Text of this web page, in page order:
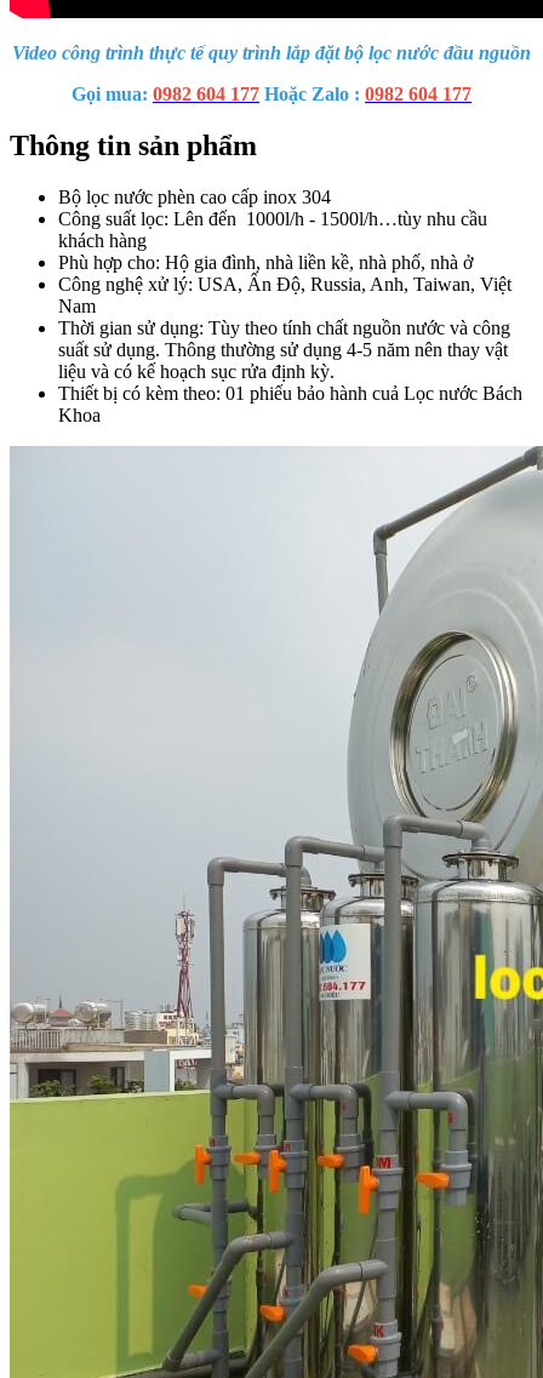
Video công trình thực tế quy trình lắp đặt bộ lọc nước đầu nguồn
Gọi mua: 0982 604 177 Hoặc Zalo : 0982 604 177
Thông tin sản phẩm
Bộ lọc nước phèn cao cấp inox 304
Công suất lọc: Lên đến 1000l/h - 1500l/h…tùy nhu cầu
khách hàng
Phù hợp cho: Hộ gia đình, nhà liền kề, nhà phố, nhà ở
Công nghệ xử lý: USA, Ấn Độ, Russia, Anh, Taiwan, Việt
Nam
Thời gian sử dụng: Tùy theo tính chất nguồn nước và công
suất sử dụng. Thông thường sử dụng 4-5 năm nên thay vật
liệu và có kế hoạch sục rửa định kỳ.
Thiết bị có kèm theo: 01 phiếu bảo hành cuả Lọc nước Bách
Khoa